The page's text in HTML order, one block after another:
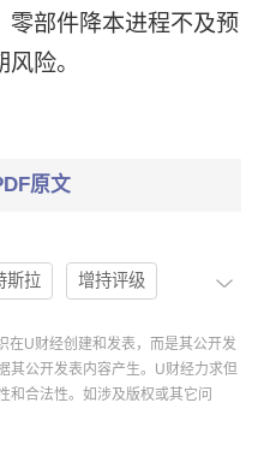
零部件降本进程不及预
险。
原文
斯拉 增持评级
行业标准 投融资
技 兆丰股份
在U财经创建和发表，而是其公开发
其公开发表内容产生。U财经力求但
和合法性。如涉及版权或其它问